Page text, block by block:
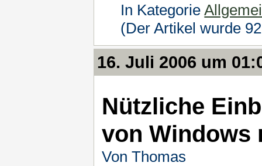
In Kategorie
(Der Artikel wurde
16. Juli 2006 um
Nützliche
von Windows
Von Thomas